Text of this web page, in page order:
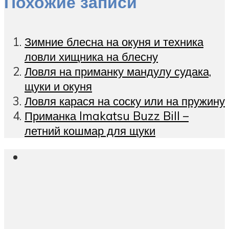
Зимние блесна на окуня и техника
ловли хищника на блесну
Ловля на приманку мандулу судака,
щуки и окуня
Ловля карася на соску или на пружину
Приманка Imakatsu Buzz Bill –
летний кошмар для щуки